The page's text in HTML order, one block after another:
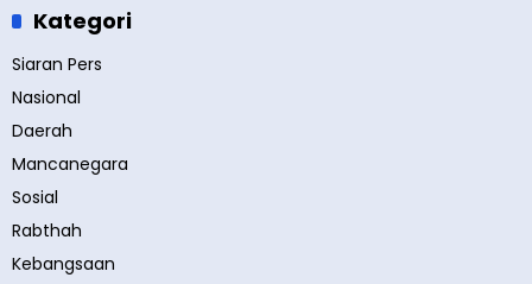
Kategori
Siaran Pers
Nasional
Daerah
Mancanegara
Sosial
Rabthah
Kebangsaan